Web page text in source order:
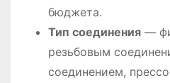
бюджета.
Тип соединения―
резьбовым
соединением,